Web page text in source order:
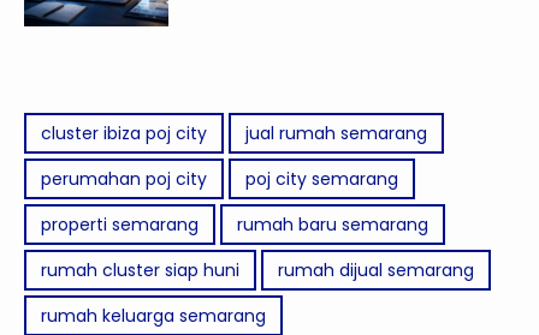
cluster ibiza poj city
jual rumah semarang
perumahan poj city
poj city semarang
properti semarang
rumah baru semarang
rumah cluster siap huni
rumah dijual semarang
rumah keluarga semarang